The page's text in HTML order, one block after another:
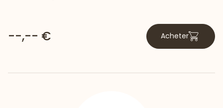
--,-- € Acheter